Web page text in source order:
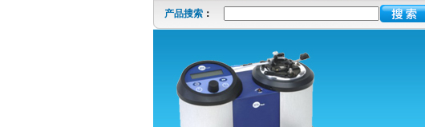
产品搜索 ：